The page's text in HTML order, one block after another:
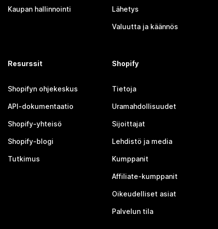
Kaupan hallinnointi Lähetys
Valuutta ja käännös
Resurssit
Shopifyn ohjekeskus
API-dokumentaatio
Shopify-yhteisö
Shopify-blogi
Tutkimus
Shopify
Tietoja
Uramahdollisuudet
Sijoittajat
Lehdistö ja media
Kumppanit
Affiliate-kumppanit
Oikeudelliset asiat
Palvelun tila